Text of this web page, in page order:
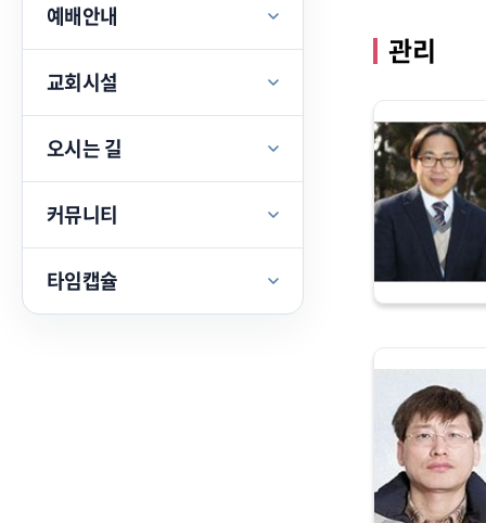
예배안내
교회시설
오시는 길
커뮤니티
타임캡슐
관리